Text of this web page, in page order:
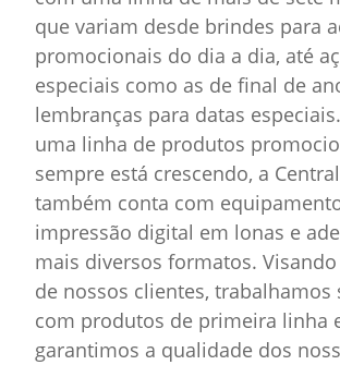
que variam desde brindes para
promocionais do dia a dia, até
especiais como as de final de
lembranças para datas
uma linha de produtos
sempre está crescendo, a
também conta com
impressão digital em lonas e
mais diversos formatos.
de nossos clientes, trabalhamos
com produtos de primeira linha
garantimos a qualidade dos